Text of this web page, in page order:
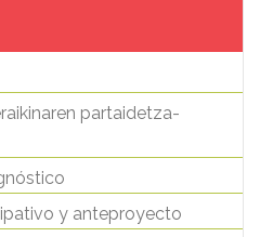
partaidetza-
y anteproyecto